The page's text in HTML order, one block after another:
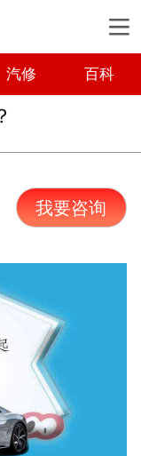
汽修 百科
我要咨询